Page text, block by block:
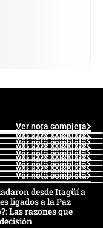
Ver nota completa
Ver nota completa
Ver nota completa
Ver nota completa
Ver nota completa
Ver nota completa
Ver nota completa
Ver nota completa
Ver nota completa
Ver nota completa
desde Itagüí a
ligados a la Paz
Las razones que